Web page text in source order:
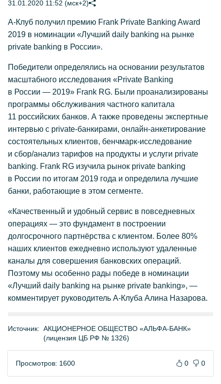
31.01.2020 11:52 (мск+2)
А-Клуб получил премию Frank Private Banking Award
2019 в номинации «Лучший daily banking на рынке
private banking в России».
Победители определялись на основании результатов
масштабного исследования «Private Banking
в России — 2019» Frank RG. Были проанализированы
программы обслуживания частного капитала
11 российских банков. А также проведены экспертные
интервью с private-банкирами, онлайн-анкетирование
состоятельных клиентов, бенчмарк-исследование
и сбор/анализ тарифов на продукты и услуги private
banking. Frank RG изучила рынок private banking
в России по итогам 2019 года и определила лучшие
банки, работающие в этом сегменте.
«Качественный и удобный сервис в повседневных
операциях — это фундамент в построении
долгосрочного партнёрства с клиентом. Более 80%
наших клиентов ежедневно используют удаленные
каналы для совершения банковских операций.
Поэтому мы особенно рады победе в номинации
«Лучший daily banking на рынке private banking», —
комментирует руководитель А-Клуба Алина Назарова.
Источник: АКЦИОНЕРНОЕ ОБЩЕСТВО «АЛЬФА-БАНК»
(лицензия ЦБ РФ № 1326)
Просмотров: 1600 0 0